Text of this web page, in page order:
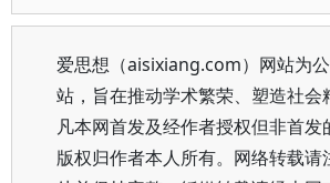
爱思想（aisixiang.com）网站为
站，旨在推动学术繁荣、塑造社会
凡本网首发及经作者授权但非首发
版权归作者本人所有。网络转载请